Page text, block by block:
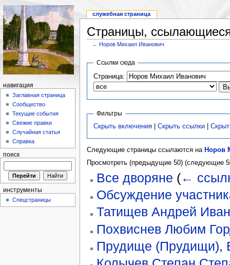
Страницы,
←Норов Михаил Иванович
Ссылки сюда
Страница:
Фильтры
Скрыть включения |Скрыть ссылки |
Следующие страницы ссылаются на Норов
Просмотреть (предыдущие 50) (следующие
Все дворяне (←
Обсуждение
Татищев Андрей
Похвиснев Любим
Прудище (Прудищи),
служебная страница
навигация
Заглавная страница
Сообщество
Текущие события
Свежие правки
Случайная статья
Справка
поиск
инструменты
Спецстраницы